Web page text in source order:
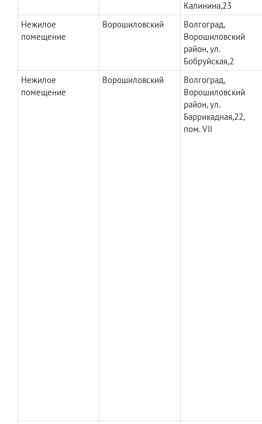
Калинина,23
Нежилое
помещение
Ворошиловский
Волгоград,
Ворошиловский
район, ул.
Бобруйская,2
Нежилое
помещение
Ворошиловский
Волгоград,
Ворошиловский
район, ул.
Баррикадная,22,
пом. VII